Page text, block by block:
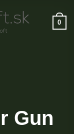
0
Gun